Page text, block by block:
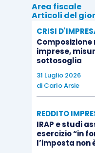
quantità sia di qualità.
Riassumendo,
rendono la
efficiente?
Esperienza:
che le
attraverso
lungo nella
Area fiscale
Articoli del
CRISI
imprese,
sottosoglia
31 Luglio 2026
di Carlo Arsie
REDDITO
IRAP e studi
esercizio “in
l’imposta non